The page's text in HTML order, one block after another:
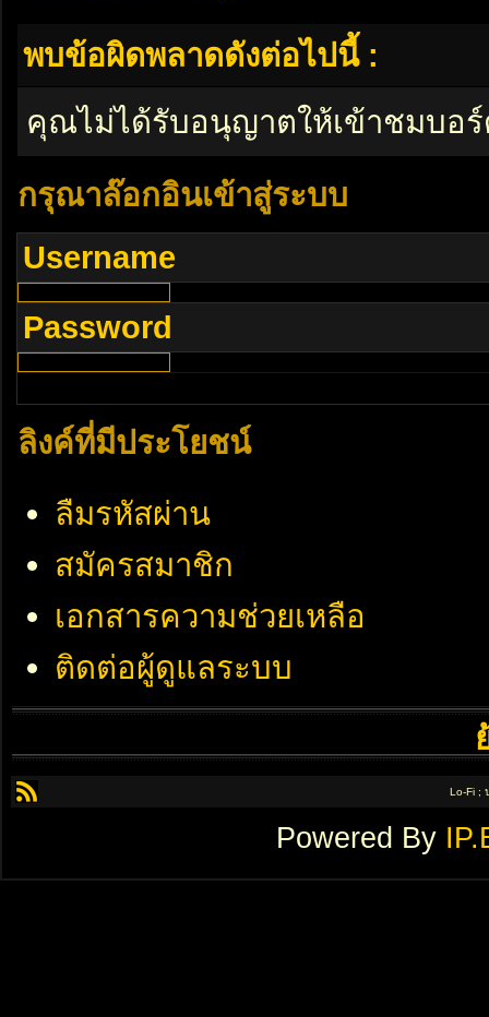
พบข้อผิดพลาดดังต่อไปนี้ :
คุณไม่ได้รับอนุญาตให้เข้าชมบอ
กรุณาล๊อกอินเข้าสู่ระบบ
Username
Password
ลิงค์ที่มีประโยชน์
ลืมรหัสผ่าน
สมัครสมาชิก
เอกสารความช่วยเหลือ
ติดต่อผู้ดูแลระบบ
Lo-Fi ;
Powered By